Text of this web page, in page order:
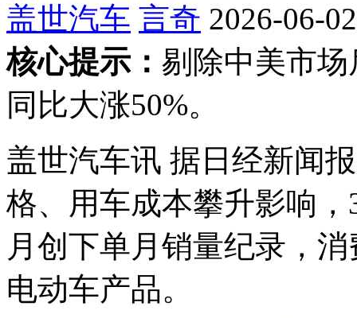
盖世汽车 言奇 2026-06-
核心提示： 剔除中美市
同比大涨50%。
盖世汽车讯 据日经新闻
格、用车成本攀升影响，
月创下单月销量纪录，
电动车产品。